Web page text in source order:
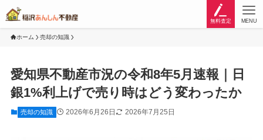
無料査定 MENU
ホーム 売却の知識
愛知県不動産市況の令和8年5月速報｜日
銀1%利上げで売り時はどう変わったか
売却の知識 2026年6月26日 2026年7月25日